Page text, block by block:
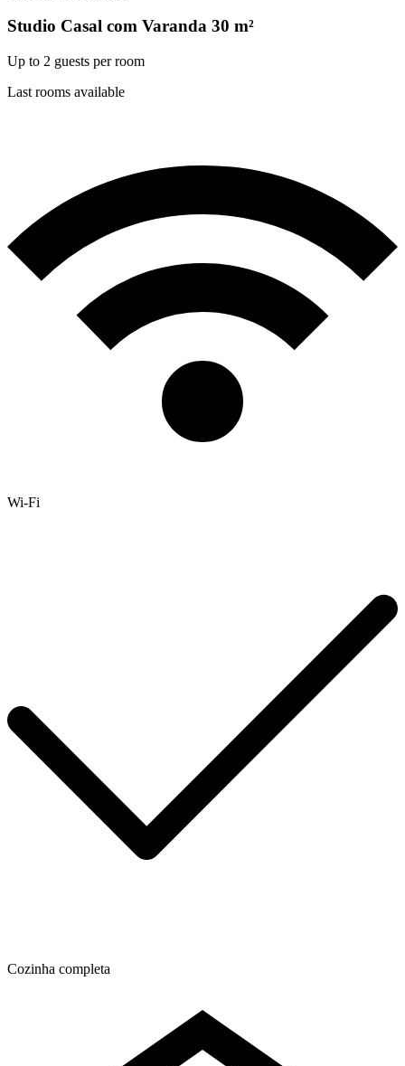
Studio Casal com Varanda 30 m²
Up to 2 guests per room
Last rooms available
Wi-Fi
Cozinha completa